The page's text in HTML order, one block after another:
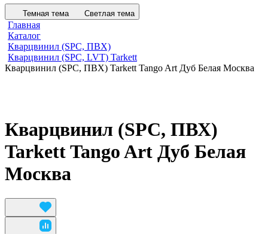
Темная тема Светлая тема
Главная
Каталог
Кварцвинил (SPC, ПВХ)
Кварцвинил (SPC, LVT) Tarkett
Кварцвинил (SPC, ПВХ) Tarkett Tango Art Дуб Белая Москва
Кварцвинил (SPC, ПВХ)
Tarkett Tango Art Дуб Белая
Москва